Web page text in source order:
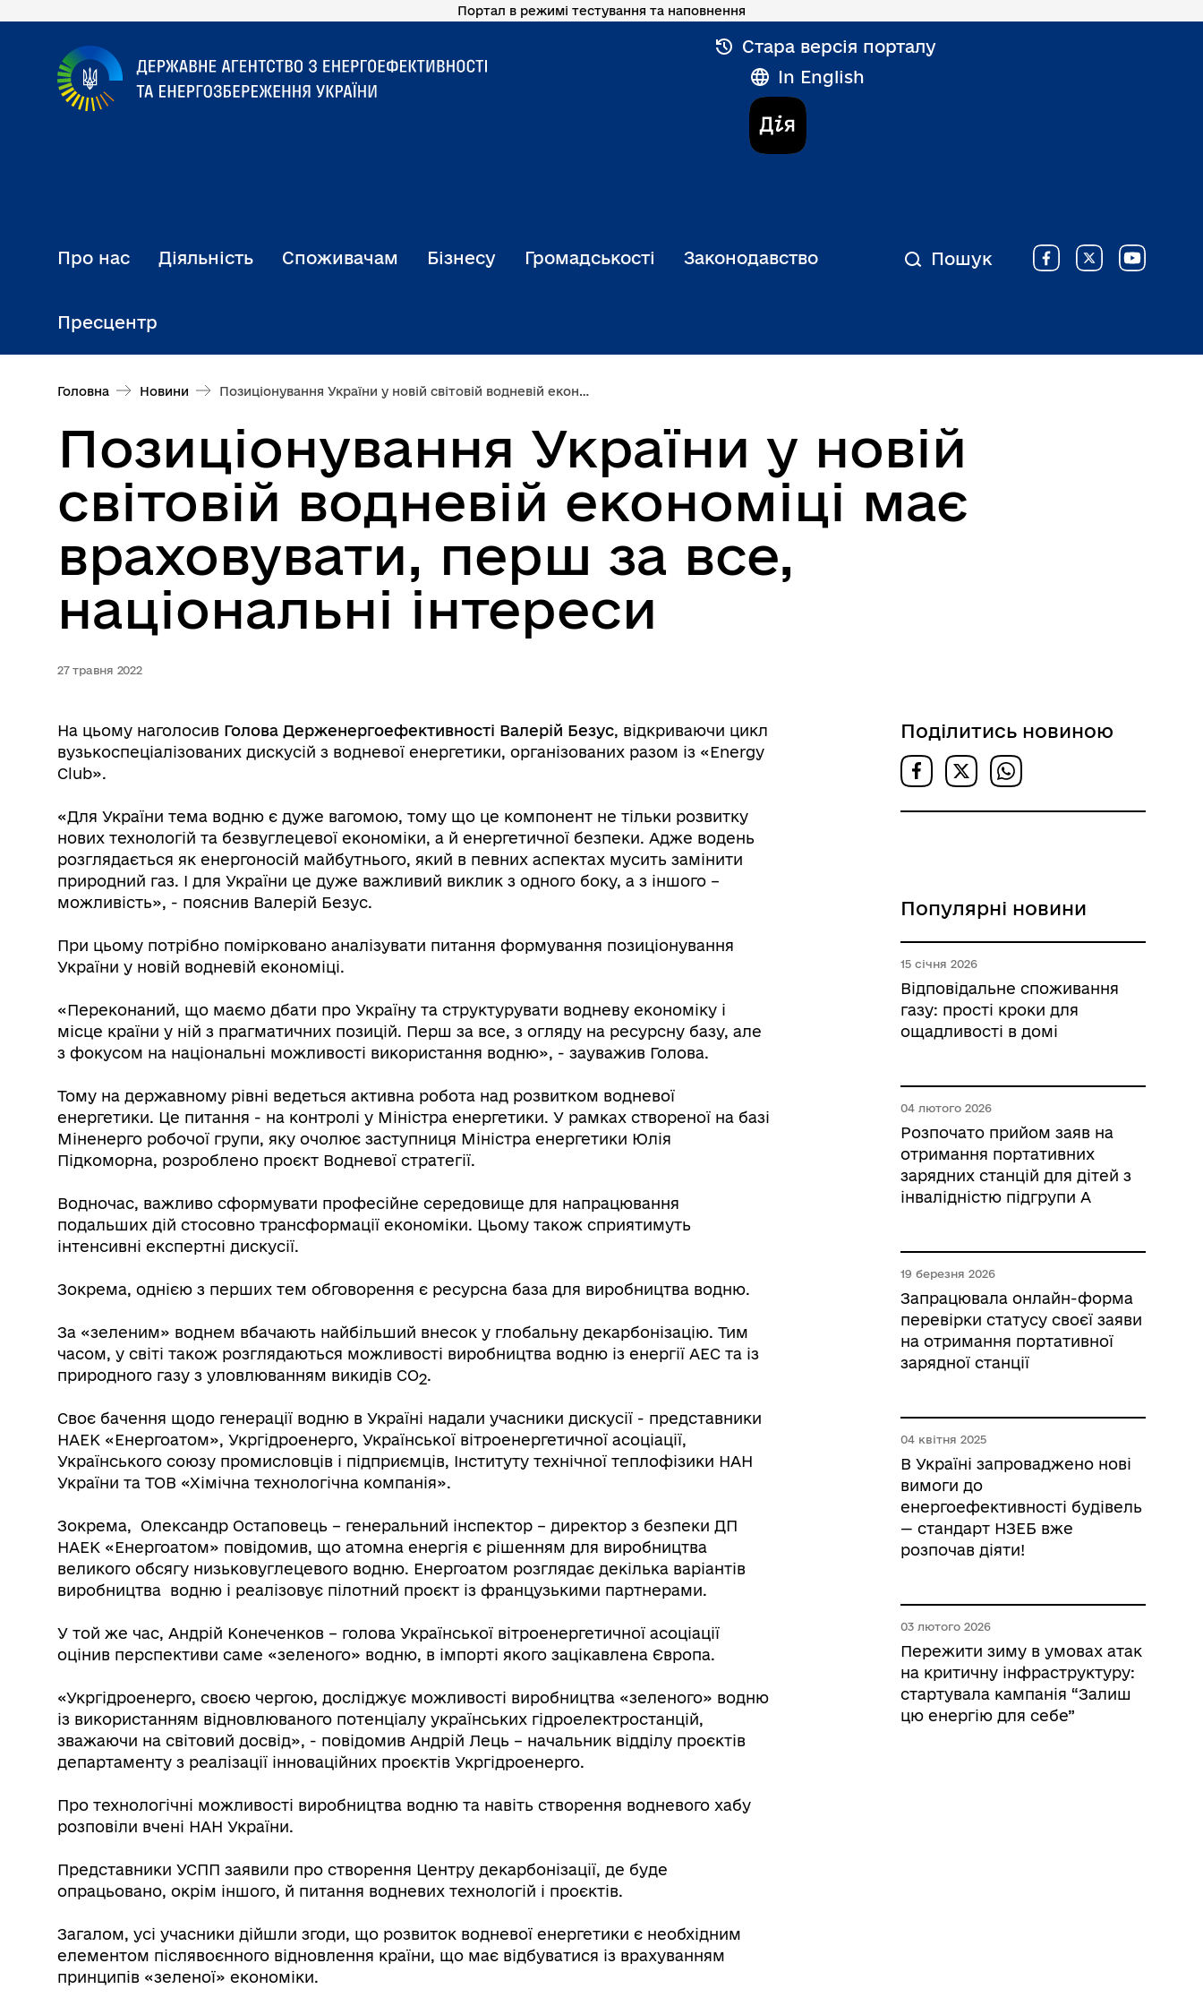
Перейти
основного
вмісту
Портал в режимі тестування та наповнення
Стара версія порталу
In English
Дія
Про нас Діяльність Споживачам Бізнесу Громадськості Законодавство
Пресцентр
Пошук
Головна Новини Позиціонування України у новій світовій водневій економіці має враховувати, перш за все, національні інтереси
Позиціонування України у новій
світовій водневій економіці має
враховувати, перш за все,
національні інтереси
27 травня 2022
На цьому наголосив Голова Держенергоефективності Валерій Безус, відкриваючи цикл
вузькоспеціалізованих дискусій з водневої енергетики, організованих разом із «Energy
Club».
«Для України тема водню є дуже вагомою, тому що це компонент не тільки розвитку
нових технологій та безвуглецевої економіки, а й енергетичної безпеки. Адже водень
розглядається як енергоносій майбутнього, який в певних аспектах мусить замінити
природний газ. І для України це дуже важливий виклик з одного боку, а з іншого –
можливість», - пояснив Валерій Безус.
При цьому потрібно помірковано аналізувати питання формування позиціонування
України у новій водневій економіці.
«Переконаний, що маємо дбати про Україну та структурувати водневу економіку і
місце країни у ній з прагматичних позицій. Перш за все, з огляду на ресурсну базу, але
з фокусом на національні можливості використання водню», - зауважив Голова.
Тому на державному рівні ведеться активна робота над розвитком водневої
енергетики. Це питання - на контролі у Міністра енергетики. У рамках створеної на базі
Міненерго робочої групи, яку очолює заступниця Міністра енергетики Юлія
Підкоморна, розроблено проєкт Водневої стратегії.
Водночас, важливо сформувати професійне середовище для напрацювання
подальших дій стосовно трансформації економіки. Цьому також сприятимуть
інтенсивні експертні дискусії.
Зокрема, однією з перших тем обговорення є ресурсна база для виробництва водню.
За «зеленим» воднем вбачають найбільший внесок у глобальну декарбонізацію. Тим
часом, у світі також розглядаються можливості виробництва водню із енергії АЕС та із
природного газу з уловлюванням викидів CO2.
Своє бачення щодо генерації водню в Україні надали учасники дискусії - представники
НАЕК «Енергоатом», Укргідроенерго, Української вітроенергетичної асоціації,
Українського союзу промисловців і підприємців, Інституту технічної теплофізики НАН
України та ТОВ «Хімічна технологічна компанія».
Зокрема, Олександр Остаповець – генеральний інспектор – директор з безпеки ДП
НАЕК «Енергоатом» повідомив, що атомна енергія є рішенням для виробництва
великого обсягу низьковуглецевого водню. Енергоатом розглядає декілька варіантів
виробництва водню і реалізовує пілотний проєкт із французькими партнерами.
У той же час, Андрій Конеченков – голова Української вітроенергетичної асоціації
оцінив перспективи саме «зеленого» водню, в імпорті якого зацікавлена Європа.
«Укргідроенерго, своєю чергою, досліджує можливості виробництва «зеленого» водню
із використанням відновлюваного потенціалу українських гідроелектростанцій,
зважаючи на світовий досвід», - повідомив Андрій Лець – начальник відділу проєктів
департаменту з реалізації інноваційних проєктів Укргідроенерго.
Про технологічні можливості виробництва водню та навіть створення водневого хабу
розповіли вчені НАН України.
Представники УСПП заявили про створення Центру декарбонізації, де буде
опрацьовано, окрім іншого, й питання водневих технологій і проєктів.
Загалом, усі учасники дійшли згоди, що розвиток водневої енергетики є необхідним
елементом післявоєнного відновлення країни, що має відбуватися із врахуванням
принципів «зеленої» економіки.
Поділитись новиною
Популярні новини
15 січня 2026
Відповідальне споживання
газу: прості кроки для
ощадливості в домі
04 лютого 2026
Розпочато прийом заяв на
отримання портативних
зарядних станцій для дітей з
інвалідністю підгрупи А
19 березня 2026
Запрацювала онлайн-форма
перевірки статусу своєї заяви
на отримання портативної
зарядної станції
04 квітня 2025
В Україні запроваджено нові
вимоги до
енергоефективності будівель
— стандарт НЗЕБ вже
розпочав діяти!
03 лютого 2026
Пережити зиму в умовах атак
на критичну інфраструктуру:
стартувала кампанія “Залиш
цю енергію для себе”